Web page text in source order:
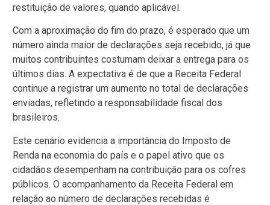
restituição de valores, quando aplicável.
Com a aproximação do fim do prazo, é esperado que um
número ainda maior de declarações seja recebido, já que
muitos contribuintes costumam deixar a entrega para os
últimos dias. A expectativa é de que a Receita Federal
continue a registrar um aumento no total de declarações
enviadas, refletindo a responsabilidade fiscal dos
brasileiros.
Este cenário evidencia a importância do Imposto de
Renda na economia do país e o papel ativo que os
cidadãos desempenham na contribuição para os cofres
públicos. O acompanhamento da Receita Federal em
relação ao número de declarações recebidas é